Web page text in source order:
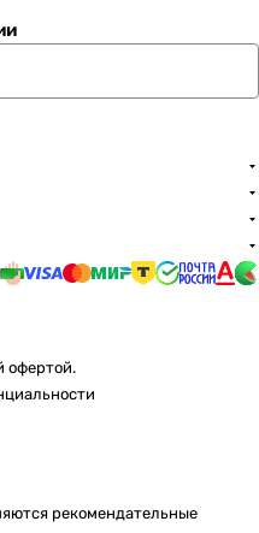
офертой.
рекомендательные